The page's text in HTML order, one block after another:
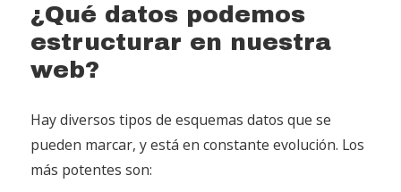
¿Qué datos podemos
estructurar en nuestra
web?
Hay diversos tipos de esquemas datos que se
pueden marcar, y está en constante evolución. Los
más potentes son: